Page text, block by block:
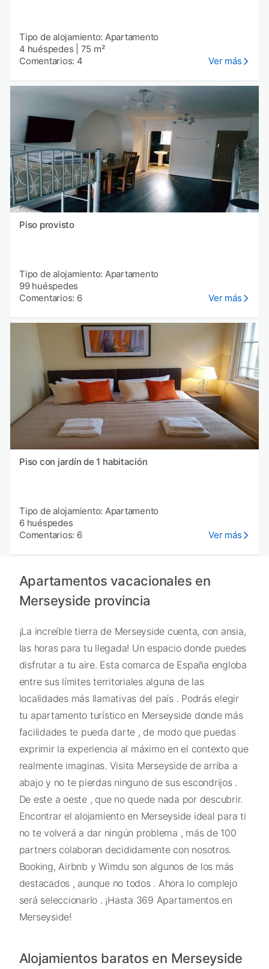
Tipo de alojamiento: Apartamento
4 huéspedes
75 m²
Comentarios: 4
Ver más
Piso provisto
Tipo de alojamiento: Apartamento
99 huéspedes
Comentarios: 6
Ver más
Piso con jardín de 1 habitación
Tipo de alojamiento: Apartamento
6 huéspedes
Comentarios: 6
Ver más
Apartamentos vacacionales en
Merseyside provincia
¡La increíble tierra de Merseyside cuenta, con ansia,
las horas para tu llegada! Un espacio donde puedes
disfrutar a tu aire. Esta comarca de España engloba
entre sus límites territoriales alguna de las
localidades más llamativas del país . Podrás elegir
tu apartamento turístico en Merseyside donde más
facilidades te pueda darte , de modo que puedas
exprimir la experiencia al máximo en el contexto que
realmente imaginas. Visita Merseyside de arriba a
abajo y no te pierdas ninguno de sus escondrijos .
De este a oeste , que no quede nada por descubrir.
Encontrar el alojamiento en Merseyside ideal para ti
no te volverá a dar ningún problema , más de 100
partners colaboran decididamente con nosotros.
Booking, Airbnb y Wimdu son algunos de los más
destacados , aunque no todos . Ahora lo complejo
será seleccionarlo . ¡Hasta 369 Apartamentos en
Merseyside!
Alojamientos baratos en Merseyside